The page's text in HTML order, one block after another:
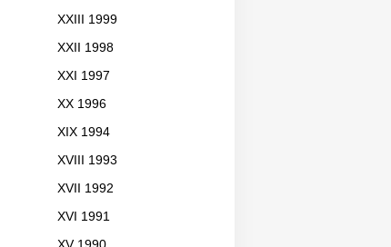
XXIII 1999
XXII 1998
XXI 1997
XX 1996
XIX 1994
XVIII 1993
XVII 1992
XVI 1991